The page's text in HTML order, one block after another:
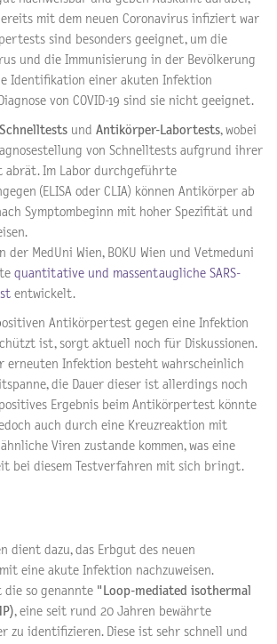
mit dem neuen Coronavirus infiziert war
sind besonders geeignet, um die
und die Immunisierung in der Bevölkerung
Identifikation einer akuten Infektion
von COVID-19 sind sie nicht geeignet.
und Antikörper-Labortests, wobei
von Schnelltests aufgrund ihrer
abrät. Im Labor durchgeführte
(ELISA oder CLIA) können Antikörper ab
Symptombeginn mit hoher Spezifität und
der MedUni Wien, BOKU Wien und Vetmeduni
quantitative und massentaugliche SARS-
entwickelt.
Antikörpertest gegen eine Infektion
ist, sorgt aktuell noch für Diskussionen.
erneuten Infektion besteht wahrscheinlich
die Dauer dieser ist allerdings noch
Ergebnis beim Antikörpertest könnte
auch durch eine Kreuzreaktion mit
Viren zustande kommen, was eine
bei diesem Testverfahren mit sich bringt.
dient dazu, das Erbgut des neuen
eine akute Infektion nachzuweisen.
so genannte "Loop-mediated isothermal
, eine seit rund 20 Jahren bewährte
zu identifizieren. Diese ist sehr schnell und